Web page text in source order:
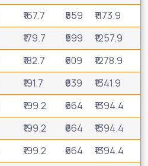
₹167.7 ₹559
₹1173.9
₹179.7 ₹599
₹1257.9
₹182.7 ₹609
₹1278.9
₹191.7 ₹639
₹1341.9
₹199.2 ₹664
₹1394.4
₹199.2 ₹664
₹1394.4
₹199.2 ₹664
₹1394.4